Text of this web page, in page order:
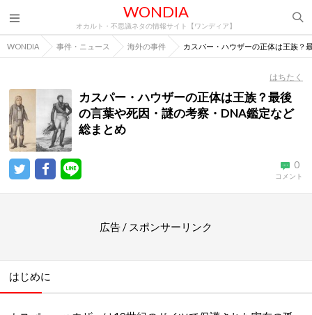
WONDIA
オカルト・不思議ネタの情報サイト【ワンディア】
WONDIA 事件・ニュース 海外の事件 カスパー・ハウザーの正体は王族？
はちたく
カスパー・ハウザーの正体は王族？最後
の言葉や死因・謎の考察・DNA鑑定など
総まとめ
0
コメント
広告 / スポンサーリンク
はじめに